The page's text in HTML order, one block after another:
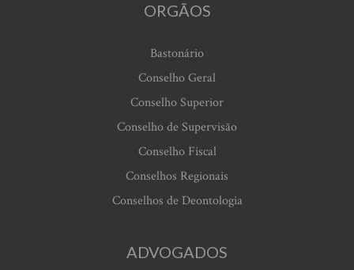
ORGÃOS
Bastonário
Conselho Geral
Conselho Superior
Conselho de Supervisão
Conselho Fiscal
Conselhos Regionais
Conselhos de Deontologia
ADVOGADOS